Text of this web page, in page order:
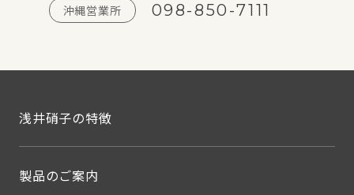
沖縄営業所 098-850-7111
浅井硝子の特徴
製品のご案内